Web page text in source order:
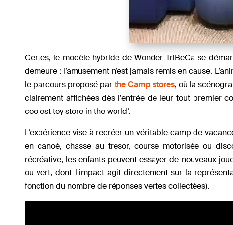
Certes, le modèle hybride de Wonder TriBeCa se
demeure : l’amusement n’est jamais remis en cause.
le parcours proposé par the Camp stores, où la
clairement affichées dès l’entrée de leur tout premier
coolest toy store in the world’.
L’expérience vise à recréer un véritable camp de
en canoé, chasse au trésor, course motorisée ou
récréative, les enfants peuvent essayer de nouveaux
ou vert, dont l’impact agit directement sur la
fonction du nombre de réponses vertes collectées).